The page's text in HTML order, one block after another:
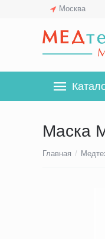
Москва
Маска
Главная /